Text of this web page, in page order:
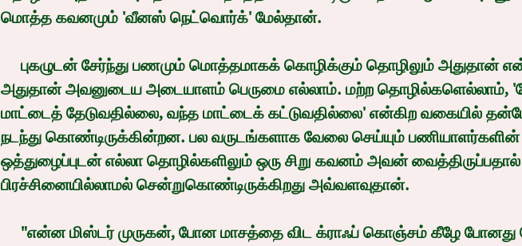
மொத்த கவனமும் 'வீனஸ் நெட்வொர்க்' மேல்தான்.
அதுதான் அவனுடைய அடையாளம் பெருமை எல்லாம். மற்ற தொழில்களெல்லாம்,
மாட்டைத் தேடுவதில்லை, வந்த மாட்டைக் கட்டுவதில்லை' என்கிற வகையில்
நடந்து கொண்டிருக்கின்றன. பல வருடங்களாக வேலை செய்யும் பணியாளர்களின்
ஒத்துழைப்புடன் எல்லா தொழில்களிலும் ஒரு சிறு கவனம் அவன் வைத்திருப்பதால்
பிரச்சினையில்லாமல் சென்றுகொண்டிருக்கிறது அவ்வளவுதான்.